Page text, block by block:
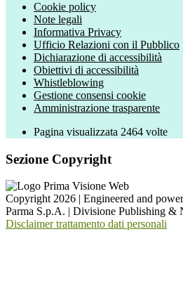
Cookie policy
Note legali
Informativa Privacy
Ufficio Relazioni con il Pubblico
Dichiarazione di accessibilità
Obiettivi di accessibilità
Whistleblowing
Gestione consensi cookie
Amministrazione trasparente
Pagina visualizzata 2464 volte
Sezione Copyright
Copyright 2026 | Engineered and
Parma S.p.A. | Divisione Publishing &
Disclaimer trattamento dati personali